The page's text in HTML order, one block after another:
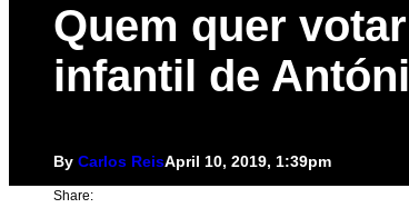
Quem quer
infantil de
By Carlos ReisApril 10, 2019, 1:39pm
Share: